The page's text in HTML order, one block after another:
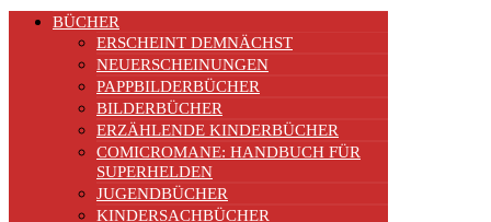
BÜCHER
ERSCHEINT DEMNÄCHST
NEUERSCHEINUNGEN
PAPPBILDERBÜCHER
BILDERBÜCHER
ERZÄHLENDE KINDERBÜCHER
COMICROMANE: HANDBUCH FÜR
SUPERHELDEN
JUGENDBÜCHER
KINDERSACHBÜCHER